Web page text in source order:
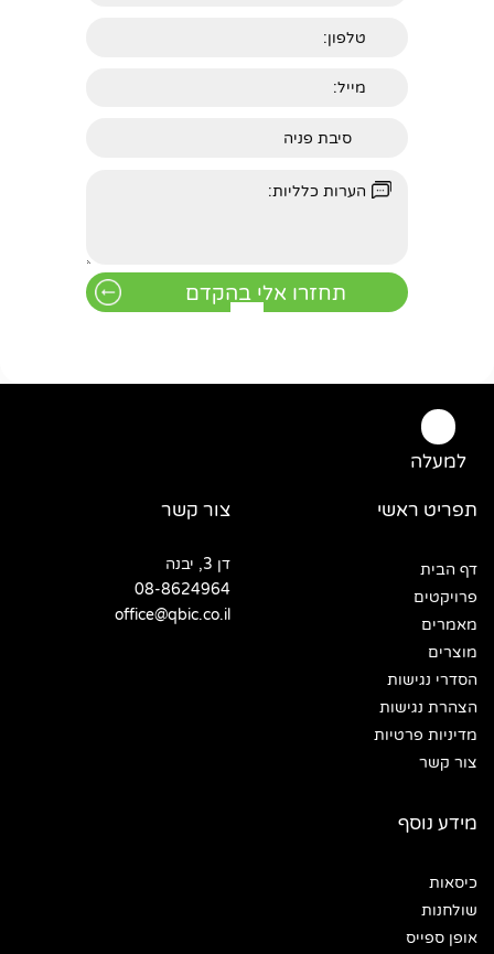
למעלה
תפריט ראשי
דף הבית
פרויקטים
מאמרים
מוצרים
הסדרי נגישות
הצהרת נגישות
מדיניות פרטיות
צור קשר
מידע נוסף
כיסאות
שולחנות
אופן ספייס
צור קשר
דן 3, יבנה
08-8624964
office@qbic.co.il